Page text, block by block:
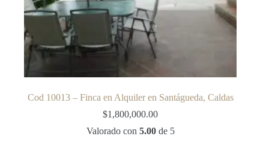
Cod 10013 – Finca en Alquiler en Santágueda, Caldas
$1,800,000.00
Valorado con 5.00de 5